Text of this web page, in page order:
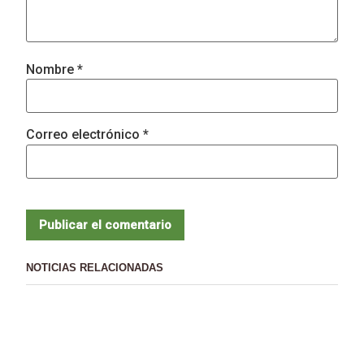
Nombre *
Correo electrónico *
NOTICIAS RELACIONADAS